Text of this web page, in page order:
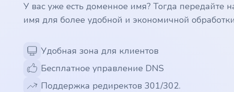
.gr
.network
.app
У вас уже есть доменное имя? Тогда передайте
имя для более удобной и экономичной
Удобная зона для клиентов
Бесплатное управление DNS
Поддержка редиректов 301/302.